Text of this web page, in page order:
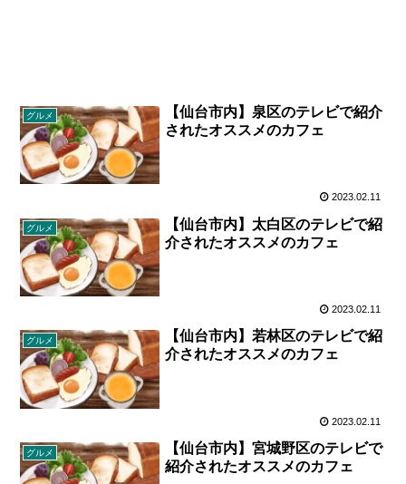
グルメ
【仙台市内】泉区のテレビで紹介
されたオススメのカフェ
2023.02.11
グルメ
【仙台市内】太白区のテレビで紹
介されたオススメのカフェ
2023.02.11
グルメ
【仙台市内】若林区のテレビで紹
介されたオススメのカフェ
2023.02.11
グルメ
【仙台市内】宮城野区のテレビで
紹介されたオススメのカフェ